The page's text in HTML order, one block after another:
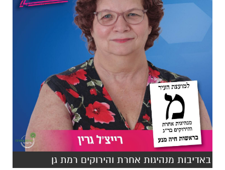
באדיבות מנהיגות אחרת והירוקים רמת גן